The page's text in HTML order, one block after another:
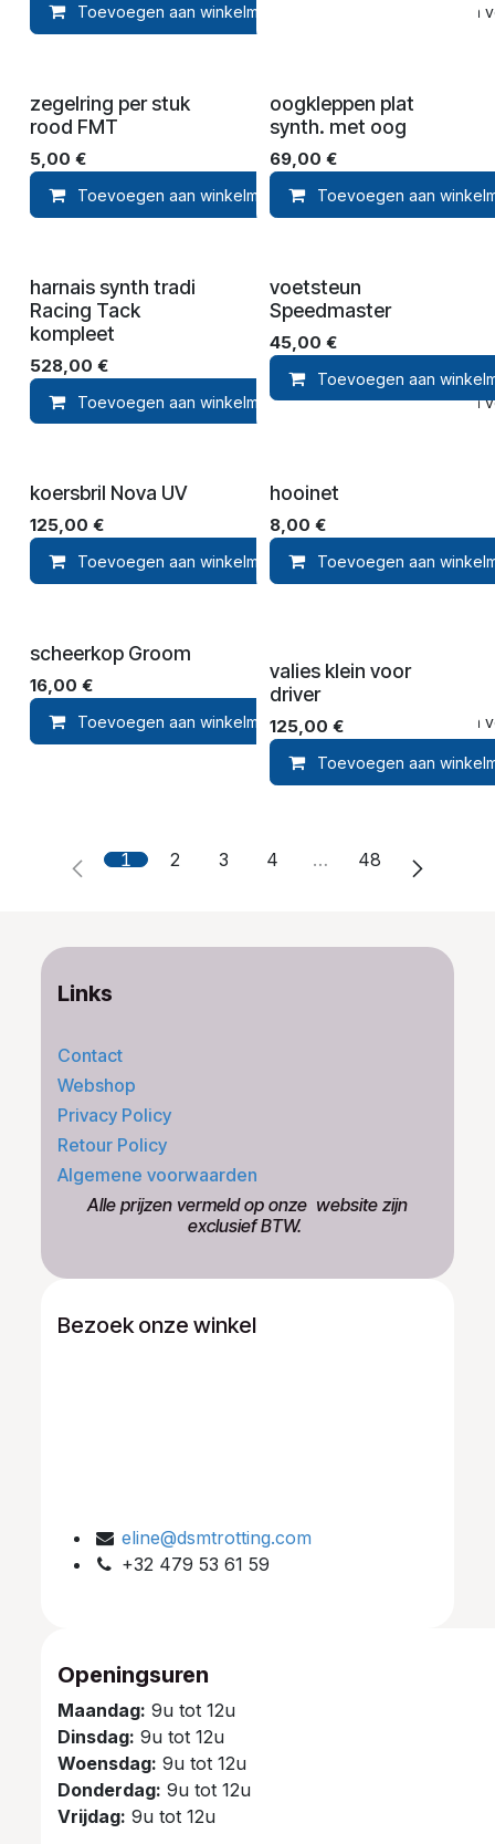
Toevoegen aan winkelmandje Toevoegen aan
zegelring per stuk
rood FMT
5,00 €
Toevoegen aan winkelmandje Toevoegen aan
oogkleppen plat
synth. met oog
69,00 €
Toevoegen aan
harnais synth tradi
Racing Tack
kompleet
528,00 €
Toevoegen aan winkelmandje Toevoegen aan
voetsteun
Speedmaster
45,00 €
Toevoegen aan
koersbril Nova UV
125,00 €
Toevoegen aan winkelmandje Toevoegen aan
hooinet
8,00 €
Toevoegen aan
scheerkop Groom
16,00 €
Toevoegen aan winkelmandje Toevoegen aan
valies klein voor
driver
125,00 €
Toevoegen aan
1 2 3 4 … 48
Links
Contact
Webshop
Privacy Policy
Retour Policy
Algemene voorwaarden
​Alle prijzen vermeld op onze ​website zijn
exclusief BTW.
Bezoek onze winkel
eline@dsmtrotting.com
+32 479 53 61 59
Openingsuren
Maandag: 9u tot 12u
Dinsdag: 9u tot 12u
Woensdag: 9u tot 12u
Donderdag: 9u tot 12u
Vrijdag: 9u tot 12u